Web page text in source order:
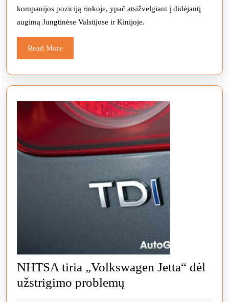
kompanijos poziciją rinkoje, ypač atsižvelgiant į didėjantį
augimą Jungtinėse Valstijose ir Kinijoje.
Read More
More
NHTSA tiria „Volkswagen Jetta“ dėl
užstrigimo problemų